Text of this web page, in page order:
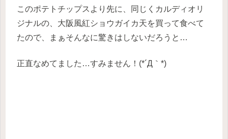
このポテトチップスより先に、同じくカルディオリ
ジナルの、大阪風紅ショウガイカ天を買って食べて
たので、まぁそんなに驚きはしないだろうと…
正直なめてました…すみません！(*´Д｀*)